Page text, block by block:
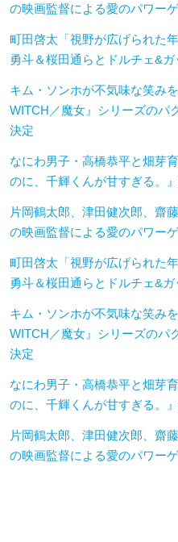
の映画監督による愛のパワー
町田啓太「視野が広げられた
勇斗＆桜田通らとドルチェ&
キム・ソンホが不気味な笑み
WITCH／魔女』シリーズのパ
決定
なにわ男子・高橋恭平と畑芽
のに、千輝くんが甘すぎる。
片岡鶴太郎、津田健次郎、齋
の映画監督による愛のパワー
町田啓太「視野が広げられた
勇斗＆桜田通らとドルチェ&
キム・ソンホが不気味な笑み
WITCH／魔女』シリーズのパ
決定
なにわ男子・高橋恭平と畑芽
のに、千輝くんが甘すぎる。
片岡鶴太郎、津田健次郎、齋
の映画監督による愛のパワー